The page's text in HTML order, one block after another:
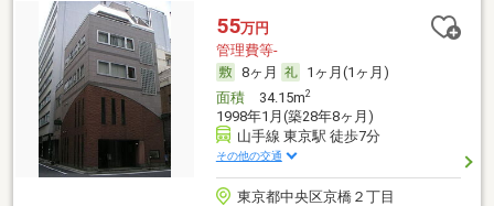
55万円
管理費等-
8ヶ月
1ヶ月(1ヶ月)
面積34.15m2
1998年1月(築28年8ヶ月)
山手線 東京駅 徒歩7分
その他の交通
東京都中央区京橋２丁目